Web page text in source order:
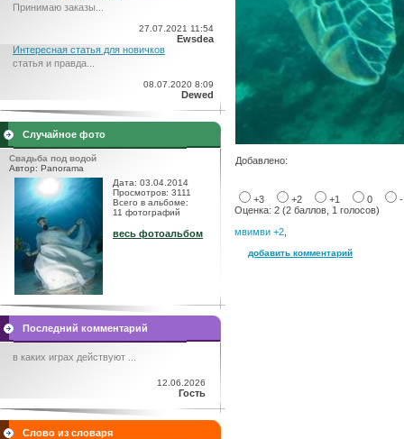
Принимаю заказы...
27.07.2021 11:54
Ewsdea
Интересная статья для новичков
статья и правда...
08.07.2020 8:09
Dewed
Случайное фото
Свадьба под водой
Автор: Panorama
Дата: 03.04.2014
Просмотров: 3111
Всего в альбоме:
11 фотографий
весь фотоальбом
Последний комментарий
в каких играх действуют ...
12.06.2026
Гость
Слово из словаря
Добавлено:
+3 +2 +1 0
Оценка: 2 (2 баллов, 1 голосов)
мвимви +2
добавить комментарий